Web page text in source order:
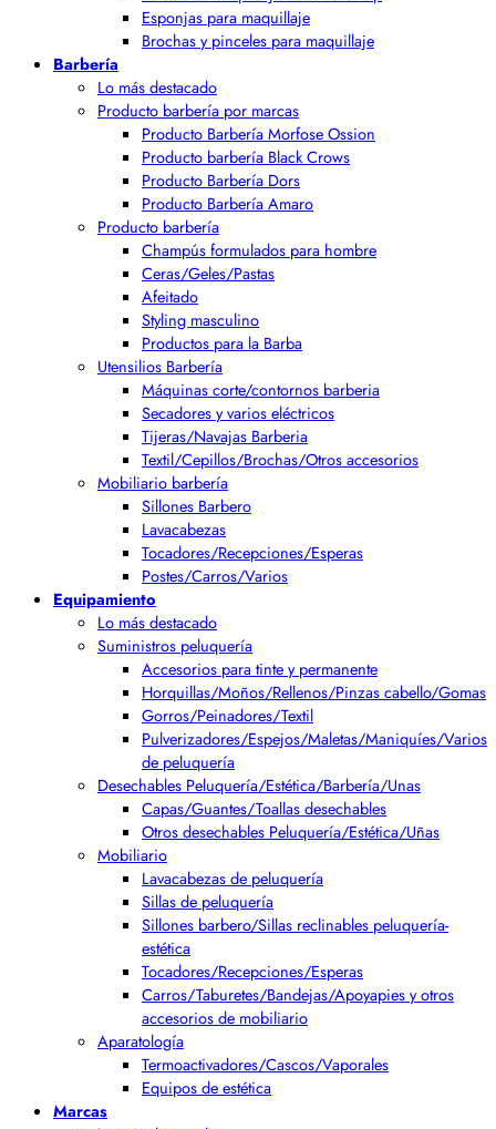
Esponjas para maquillaje
Brochas y pinceles para maquillaje
Barbería
Lo más destacado
Producto barbería por marcas
Producto Barbería Morfose Ossion
Producto barbería Black Crows
Producto Barbería Dors
Producto Barbería Amaro
Producto barbería
Champús formulados para hombre
Ceras/Geles/Pastas
Afeitado
Styling masculino
Productos para la Barba
Utensilios Barbería
Máquinas corte/contornos barberia
Secadores y varios eléctricos
Tijeras/Navajas Barberia
Textil/Cepillos/Brochas/Otros accesorios
Mobiliario barbería
Sillones Barbero
Lavacabezas
Tocadores/Recepciones/Esperas
Postes/Carros/Varios
Equipamiento
Lo más destacado
Suministros peluquería
Accesorios para tinte y permanente
Horquillas/Moños/Rellenos/Pinzas cabello/Gomas
Gorros/Peinadores/Textil
Pulverizadores/Espejos/Maletas/Maniquíes/Varios
de peluquería
Desechables Peluquería/Estética/Barbería/Unas
Capas/Guantes/Toallas desechables
Otros desechables Peluquería/Estética/Uñas
Mobiliario
Lavacabezas de peluquería
Sillas de peluquería
Sillones barbero/Sillas reclinables peluquería-
estética
Tocadores/Recepciones/Esperas
Carros/Taburetes/Bandejas/Apoyapies y otros
accesorios de mobiliario
Aparatología
Termoactivadores/Cascos/Vaporales
Equipos de estética
Marcas